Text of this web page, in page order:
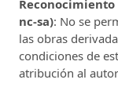
nc-sa): No se
las obras
condiciones de
atribución al